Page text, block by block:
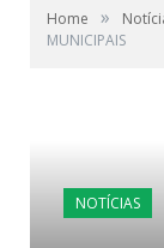
Home »
MUNICIPAIS
NOTÍCIAS